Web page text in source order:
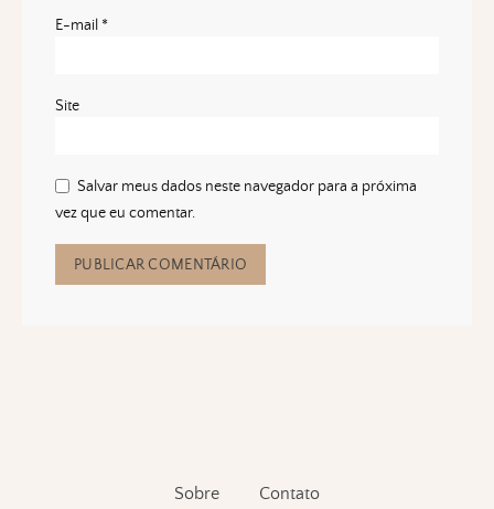
E-mail *
Site
Salvar meus dados neste navegador para a próxima
vez que eu comentar.
Sobre Contato